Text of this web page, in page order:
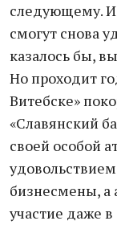
следующему. И
смогут снова
казалось бы,
Но проходит
Витебске»
«Славянский
своей особой
бизнесмены, а
участие даже